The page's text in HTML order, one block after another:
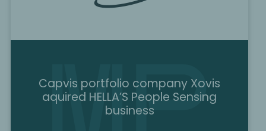
Capvis portfolio company Xovis
aquired HELLA’S People Sensing
business